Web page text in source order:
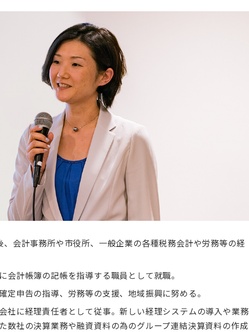
会計事務所や市役所、一般企業の各種税務会計や労務等の経
会計帳簿の記帳を指導する職員として就職。
定申告の指導、労務等の支援、地域振興に努める。
社に経理責任者として従事。新しい経理システムの導入や業務
数社の決算業務や融資資料の為のグループ連結決算資料の作成